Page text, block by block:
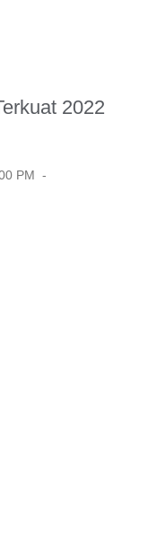
2022
PM